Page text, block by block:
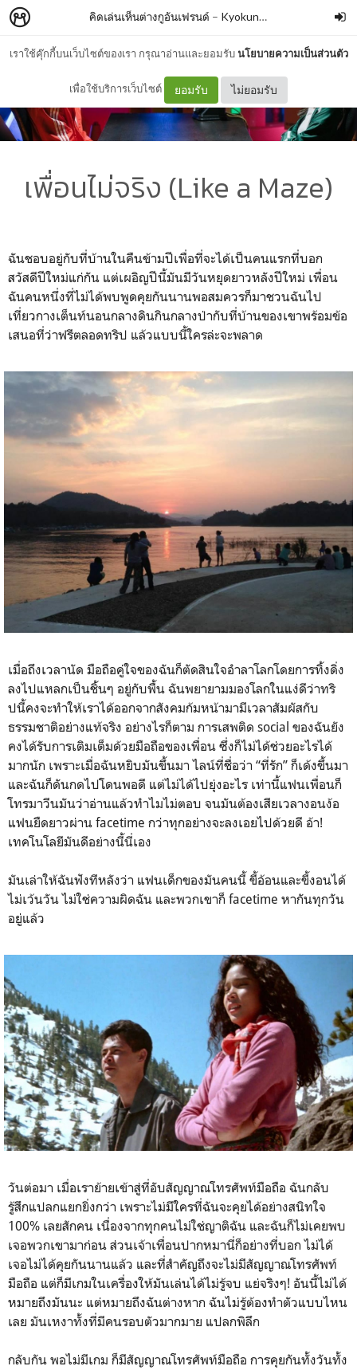
เราใช้คุ๊กกี้บนเว็บไซต์ของเรา กรุณาอ่านและยอมรับนโยบายความเป็นส่วนตัว
เพื่อใช้บริการเว็บไซต์ ยอมรับ ไม่ยอมรับ
คิดเล่นเห็นต่างกูอันเฟรนด์ – Kyokung Worawut K
เพื่อนไม่จริง (Like a Maze)
ฉันชอบอยู่กับที่บ้านในคืนข้ามปีเพื่อที่จะได้เป็นคนแรกที่บอก
สวัสดีปีใหม่แก่กัน แต่เผอิญปีนี้มันมีวันหยุดยาวหลังปีใหม่ เพื่อน
ฉันคนหนึ่งที่ไม่ได้พบพูดคุยกันนานพอสมควรก็มาชวนฉันไป
เที่ยวกางเต็นท์นอนกลางดินกินกลางป่ากับที่บ้านของเขาพร้อมข้อ
เสนอที่ว่าฟรีตลอดทริป แล้วแบบนี้ใครล่ะจะพลาด
เมื่อถึงเวลานัด มือถือคู่ใจของฉันก็ตัดสินใจอำลาโลกโดยการทิ้งดิ่ง
ลงไปแหลกเป็นชิ้นๆ อยู่กับพื้น ฉันพยายามมองโลกในแง่ดีว่าทริ
ปนี้คงจะทำให้เราได้ออกจากสังคมก้มหน้ามามีเวลาสัมผัสกับ
ธรรมชาติอย่างแท้จริง อย่างไรก็ตาม การเสพติด social ของฉันยัง
คงได้รับการเติมเต็มด้วยมือถือของเพื่อน ซึ่งก็ไม่ได้ช่วยอะไรได้
มากนัก เพราะเมื่อฉันหยิบมันขึ้นมา ไลน์ที่ชื่อว่า “ที่รัก” ก็เด้งขึ้นมา
และฉันก็ดันกดไปโดนพอดี แต่ไม่ได้ไปยุ่งอะไร เท่านี้แฟนเพื่อนก็
โทรมาวีนมันว่าอ่านแล้วทำไมไม่ตอบ จนมันต้องเสียเวลางอนง้อ
แฟนยืดยาวผ่าน facetime กว่าทุกอย่างจะลงเอยไปด้วยดี อ้า!
เทคโนโลยีมันดีอย่างนี้นี่เอง
มันเล่าให้ฉันฟังทีหลังว่า แฟนเด็กของมันคนนี้ ขี้อ้อนและขี้งอนได้
ไม่เว้นวัน ไม่ใช่ความผิดฉัน และพวกเขาก็ facetime หากันทุกวัน
อยู่แล้ว
วันต่อมา เมื่อเราย้ายเข้าสู่ที่อับสัญญาณโทรศัพท์มือถือ ฉันกลับ
รู้สึกแปลกแยกยิ่งกว่า เพราะไม่มีใครที่ฉันจะคุยได้อย่างสนิทใจ
100% เลยสักคน เนื่องจากทุกคนไม่ใช่ญาติฉัน และฉันก็ไม่เคยพบ
เจอพวกเขามาก่อน ส่วนเจ้าเพื่อนปากหมานี่ก็อย่างที่บอก ไม่ได้
เจอไม่ได้คุยกันนานแล้ว และที่สำคัญถึงจะไม่มีสัญญาณโทรศัพท์
มือถือ แต่ก็มีเกมในเครื่องให้มันเล่นได้ไม่รู้จบ แย่จริงๆ! อันนี้ไม่ได้
หมายถึงมันนะ แต่หมายถึงฉันต่างหาก ฉันไม่รู้ต้องทำตัวแบบไหน
เลย มันเหงาทั้งที่มีคนรอบตัวมากมาย แปลกพิลึก
กลับกัน พอไม่มีเกม ก็มีสัญญาณโทรศัพท์มือถือ การคุยกันทั้งวันทั้ง